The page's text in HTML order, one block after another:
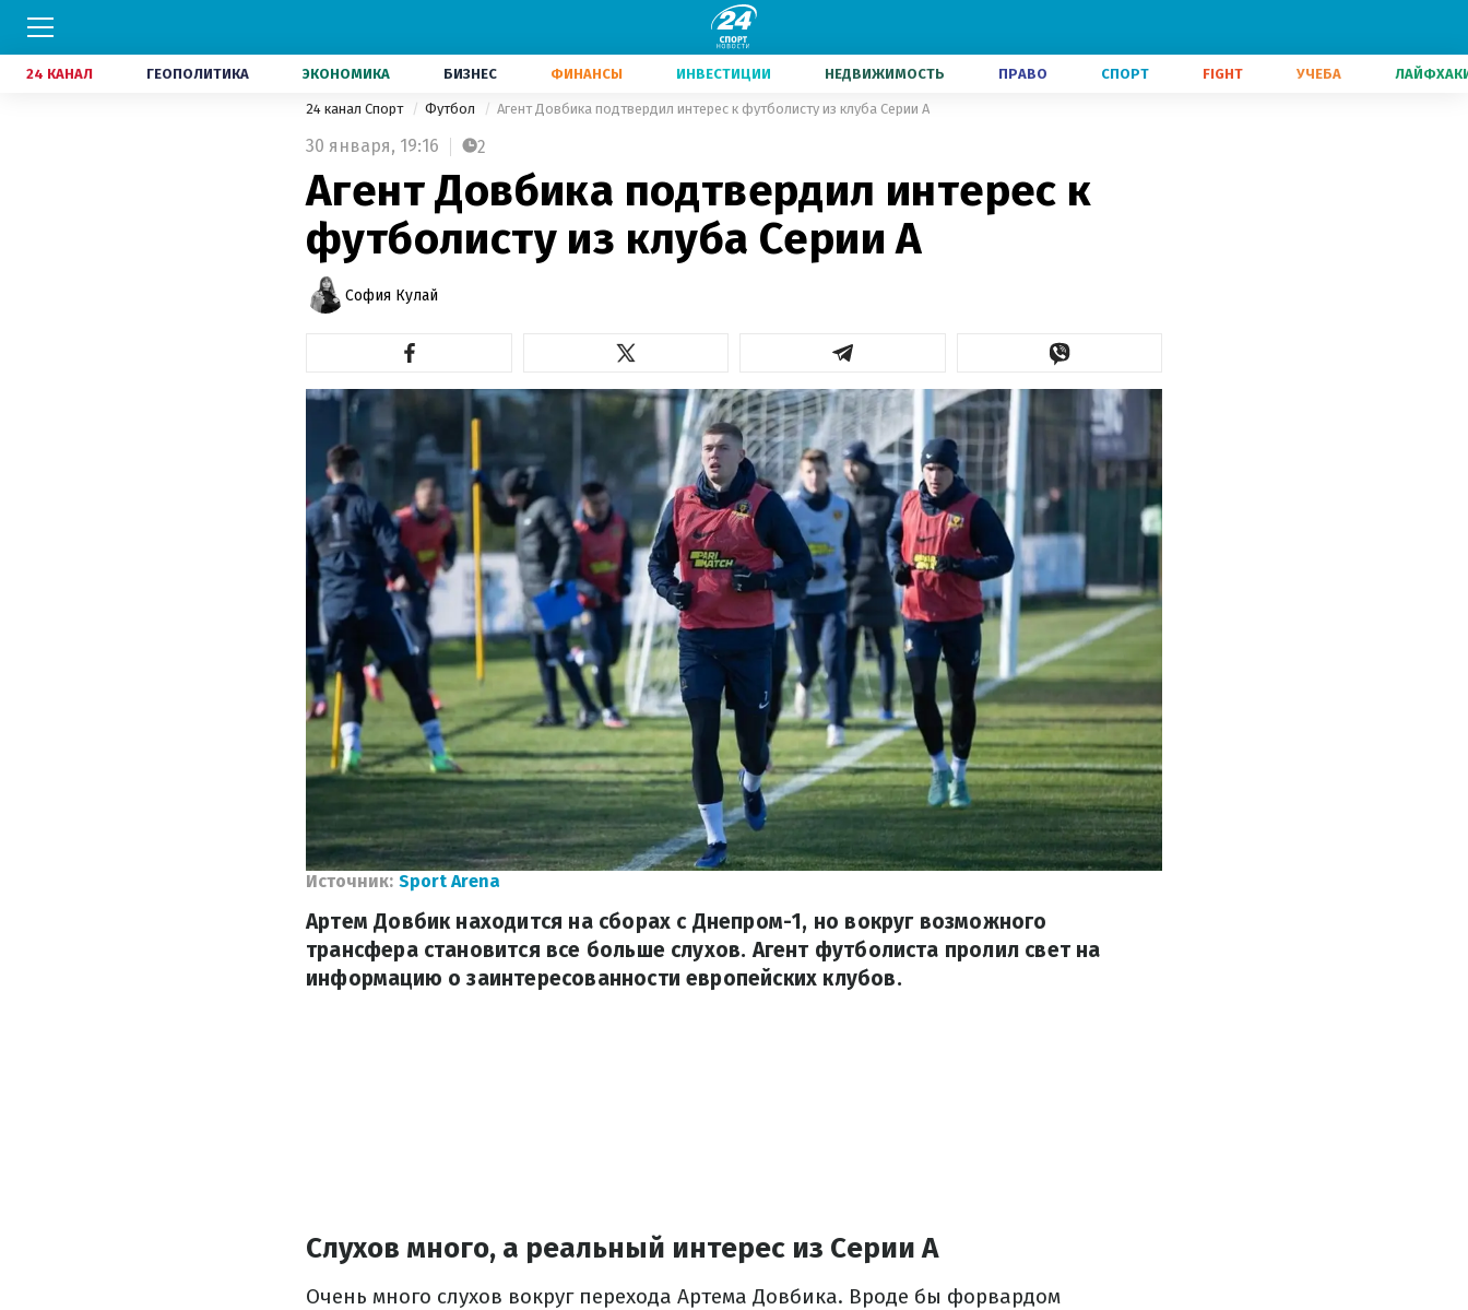
24 КАНАЛ ГЕОПОЛИТИКА ЭКОНОМИКА БИЗНЕС ФИНАНСЫ ИНВЕСТИЦИИ НЕДВИЖИМОСТЬ ПРАВО СПОРТ FIGHT УЧЕБА
24 канал Спорт Футбол Агент Довбика подтвердил интерес к футболисту из клуба Серии А
30 января, 19:16 2
Агент Довбика подтвердил интерес к
футболисту из клуба Серии А
София Кулай
Источник: Sport Arena
Артем Довбик находится на сборах с Днепром-1, но вокруг возможного
трансфера становится все больше слухов. Агент футболиста пролил свет на
информацию о заинтересованности европейских клубов.
Слухов много, а реальный интерес из Серии А
Очень много слухов вокруг перехода Артема Довбика. Вроде бы форвардом